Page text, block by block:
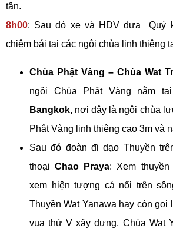
tân.
8h00: Sau đó xe và HDV đưa Quý
chiêm bái tại các ngôi chùa linh thiêng
Chùa Phật Vàng – Chùa Wat
ngôi Chùa Phật Vàng nằm tại
Bangkok, nơi đây là ngôi chùa
Phật Vàng linh thiêng cao 3m và
Sau đó đoàn đi dạo Thuyền
thoạiChao Praya: Xem
xem hiện tượng cá nổi trên
Thuyền Wat Yanawa hay còn gọi
vua thứ V xây dựng. Chùa Wat